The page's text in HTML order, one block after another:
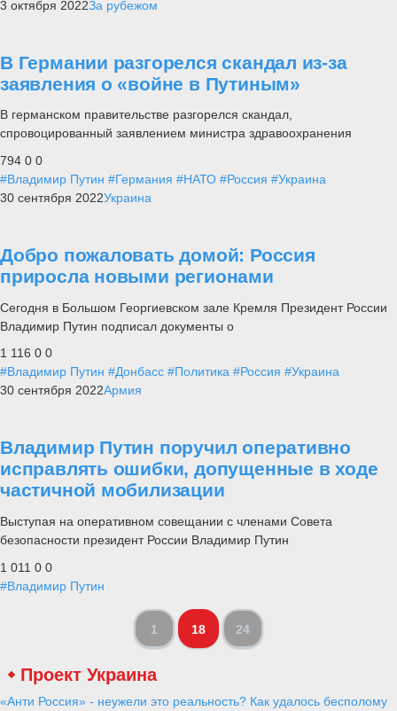
3 октября 2022За рубежом
В Германии разгорелся скандал из-за
заявления о «войне в Путиным»
В германском правительстве разгорелся скандал,
спровоцированный заявлением министра здравоохранения
794 0 0
#Владимир Путин #Германия #НАТО #Россия #Украина
30 сентября 2022Украина
Добро пожаловать домой: Россия
приросла новыми регионами
Сегодня в Большом Георгиевском зале Кремля Президент России
Владимир Путин подписал документы о
1 116 0 0
#Владимир Путин #Донбасс #Политика #Россия #Украина
30 сентября 2022Армия
Владимир Путин поручил оперативно
исправлять ошибки, допущенные в ходе
частичной мобилизации
Выступая на оперативном совещании с членами Совета
безопасности президент России Владимир Путин
1 011 0 0
#Владимир Путин
1 18 24
Проект Украина
«Анти Россия» - неужели это реальность? Как удалось бесполому